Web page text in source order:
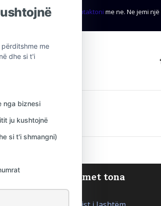
Mos hezitoni të kontaktoni me ne. Ne jemi
Shërbimet tona
me
dhe si t'i
nga biznesi
ju kushtojnë
si t'i shmangni)